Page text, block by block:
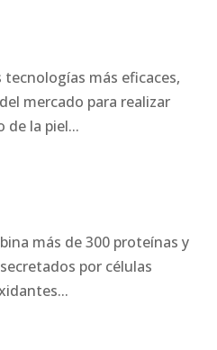
más eficaces,
mercado para realizar
la piel...
más de 300 proteínas y
por células